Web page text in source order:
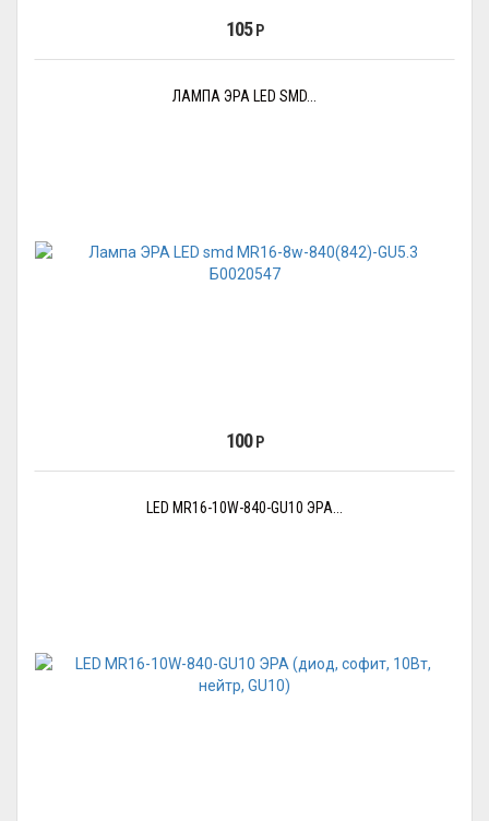
105 Р
ЛАМПА ЭРА LED SMD...
100 Р
LED MR16-10W-840-GU10 ЭРА...